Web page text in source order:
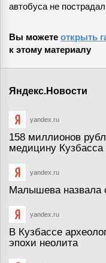
автобуса не
Вы можете открыть
к этому материалу
Яндекс.Новости
yandex.ru
158 миллионов
медицину Кузбасса
yandex.ru
Малышева назвала
yandex.ru
В Кузбассе
эпохи неолита